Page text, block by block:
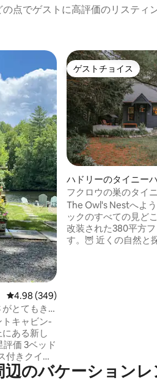
点でゲストに高評価のリスティン
レビュー349件、5つ星中4.98つ星の
4.98 (349)
とてもき
キャビン-
付きクイー
ファ
ゲストチョイス
ゲストチョイス
ハドリーのタイニー
フクロウの巣のタイ
OK）
The Owl's Nestへよ
ックのすべての見ど
改装された380平方
す。🦉 近くの自然と探索に満ちた日々を
のバ⁠ケ⁠ー⁠シ⁠ョ⁠ン⁠